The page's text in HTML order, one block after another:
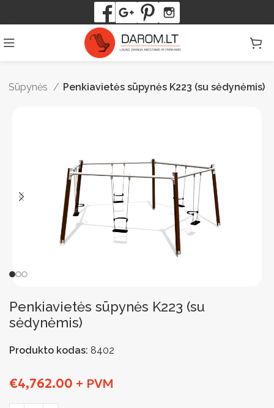
Sūpynės Penkiavietės sūpynės K223 (su sėdynėmis)
Penkiavietės sūpynės K223 (su
sėdynėmis)
Produkto kodas: 8402
€4,762.00 + PVM